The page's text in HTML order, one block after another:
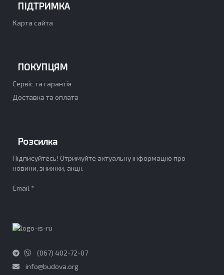
ПІДТРИМКА
Карта сайта
ПОКУПЦЯМ
Сервіс та гарантія
Доставка та оплата
Розсилка
Підписуйтесь! Отримуйте актуальну інформацію про
новини, знижки, акції.
Email *
(067) 402-72-07
info@budova.org